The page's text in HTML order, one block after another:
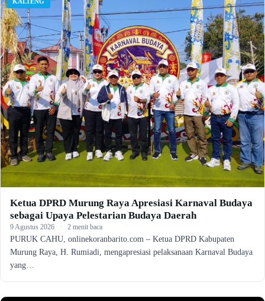
Ketua DPRD Murung Raya Apresiasi Karnaval Budaya
sebagai Upaya Pelestarian Budaya Daerah
9 Agustus 2026 · 2 menit baca
PURUK CAHU, onlinekoranbarito.com – Ketua DPRD Kabupaten
Murung Raya, H. Rumiadi, mengapresiasi pelaksanaan Karnaval Budaya
yang…